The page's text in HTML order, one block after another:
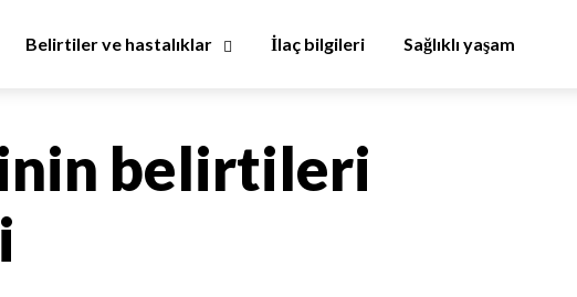
Belirtiler ve hastalıklar İlaç bilgileri Sağlıklı yaşam
belirtileri